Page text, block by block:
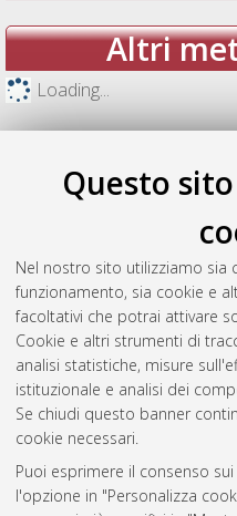
Questo
Nel nostro sito utilizziamo sia
funzionamento, sia cookie e
facoltativi che potrai attivare
Cookie e altri strumenti di
analisi statistiche, misure
istituzionale e analisi dei
Se chiudi questo banner
cookie necessari.
Puoi esprimere il consenso
l'opzione in "Personalizza
Altri
Loading...
Gestione
Atom
Rss 1.0